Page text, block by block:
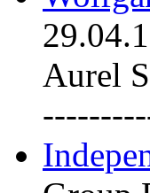
Aurel